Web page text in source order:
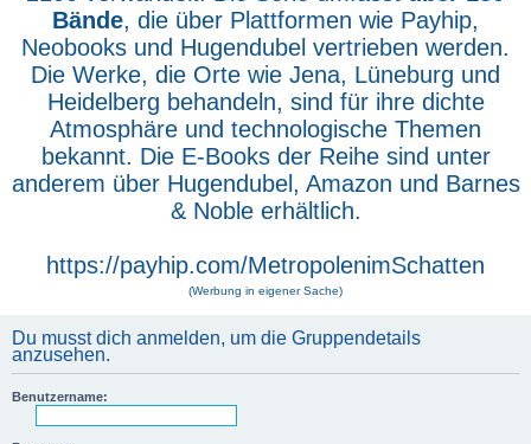
Bände, die über Plattformen wie Payhip,
Neobooks und Hugendubel vertrieben werden.
Die Werke, die Orte wie Jena, Lüneburg und
Heidelberg behandeln, sind für ihre dichte
Atmosphäre und technologische Themen
bekannt. Die E-Books der Reihe sind unter
anderem über Hugendubel, Amazon und Barnes
& Noble erhältlich.
https://payhip.com/MetropolenimSchatten
(Werbung in eigener Sache)
Du musst dich anmelden, um die Gruppendetails
anzusehen.
Benutzername: